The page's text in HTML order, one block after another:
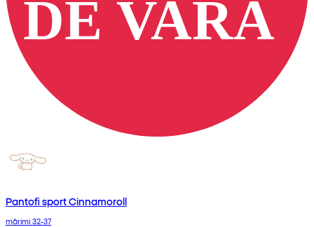
Pantofi sport Cinnamoroll
mărimi 32-37